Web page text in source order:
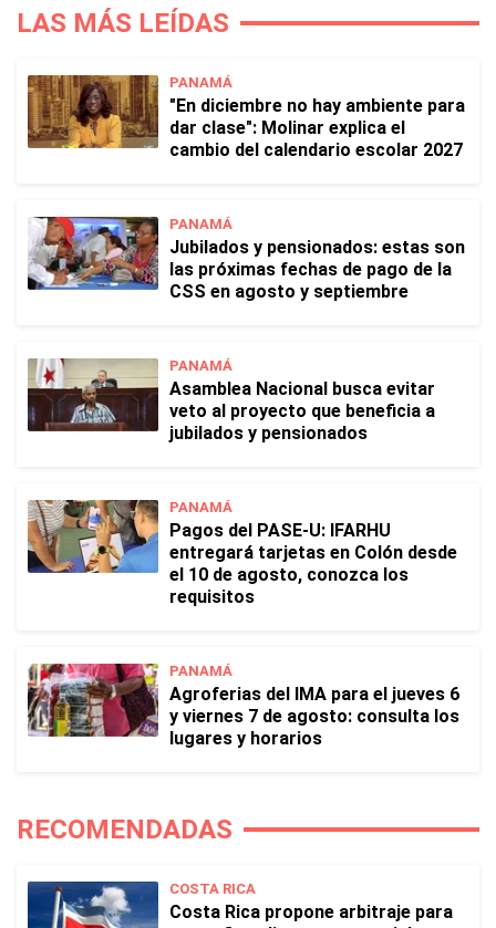
LAS MÁS LEÍDAS
PANAMÁ
"En diciembre no hay ambiente para
dar clase": Molinar explica el
cambio del calendario escolar 2027
PANAMÁ
Jubilados y pensionados: estas son
las próximas fechas de pago de la
CSS en agosto y septiembre
PANAMÁ
Asamblea Nacional busca evitar
veto al proyecto que beneficia a
jubilados y pensionados
PANAMÁ
Pagos del PASE-U: IFARHU
entregará tarjetas en Colón desde
el 10 de agosto, conozca los
requisitos
PANAMÁ
Agroferias del IMA para el jueves 6
y viernes 7 de agosto: consulta los
lugares y horarios
RECOMENDADAS
COSTA RICA
Costa Rica propone arbitraje para